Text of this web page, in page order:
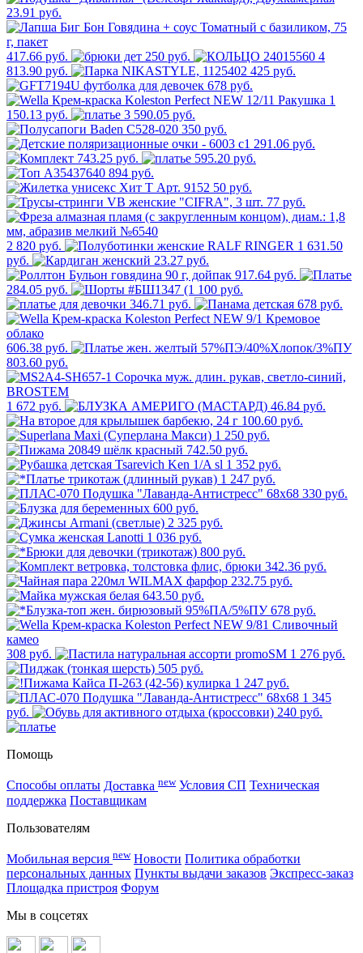
23.91 руб.
417.66 руб. 250 руб.
4
813.90 руб.
425 руб.
678 руб.
1
150.13 руб.
3 590.05 руб.
350 руб.
291.06 руб.
743.25 руб.
595.20 руб.
894 руб.
50 руб.
77 руб.
2 820 руб.
1 631.50
руб.
23.27 руб.
917.64 руб.
284.05 руб.
100 руб.
346.71 руб.
678 руб.
606.38 руб.
803.60 руб.
1 672 руб.
46.84 руб.
100.60 руб.
1 250 руб.
742.50 руб.
1 352 руб.
1 247 руб.
330 руб.
600 руб.
2 325 руб.
1 036 руб.
800 руб.
342.36 руб.
232.75 руб.
643.50 руб.
678 руб.
308 руб.
1 276 руб.
505 руб.
1 247 руб.
1 345
руб.
240 руб.
Помощь
Способы оплаты Доставка new Условия СП Техническая
поддержка Поставщикам
Пользователям
Мобильная версия new Новости Политика обработки
персональных данных Пункты выдачи заказов Экспресс-заказ
Площадка пристроя Форум
Мы в соцсетях